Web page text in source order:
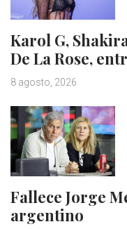
Karol G,
De La Rose,
8 agosto, 2026
Fallece Jorge
argentino